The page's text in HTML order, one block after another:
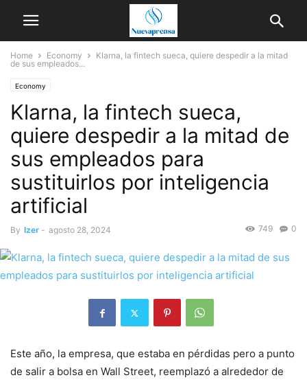
Home Economy
Klarna, la fintech sueca, quiere despedir a la mitad
de sus empleados...
Economy
Klarna, la fintech sueca,
quiere despedir a la mitad de
sus empleados para
sustituirlos por inteligencia
artificial
By Izer - agosto 28, 2024 0
749
Este año, la empresa, que estaba en pérdidas pero a punto
de salir a bolsa en Wall Street, reemplazó a alrededor de